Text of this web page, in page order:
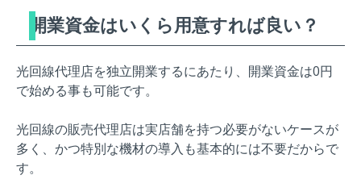
開業資金はいくら用意すれば良い？
光回線代理店を独立開業するにあたり、開業資金は0円
で始める事も可能です。
光回線の販売代理店は実店舗を持つ必要がないケースが
多く、かつ特別な機材の導入も基本的には不要だからで
す。